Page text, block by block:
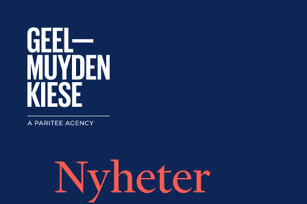
Nyheter